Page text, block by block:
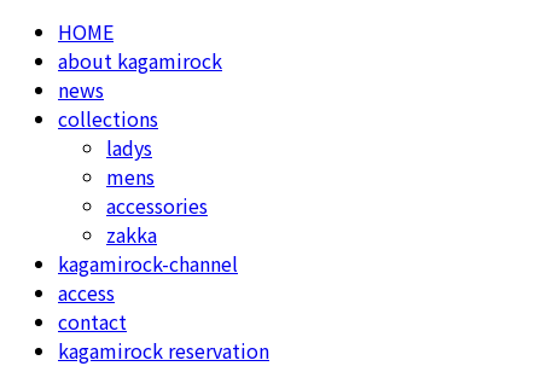
HOME
about kagamirock
news
collections
ladys
mens
accessories
zakka
kagamirock-channel
access
contact
kagamirock reservation